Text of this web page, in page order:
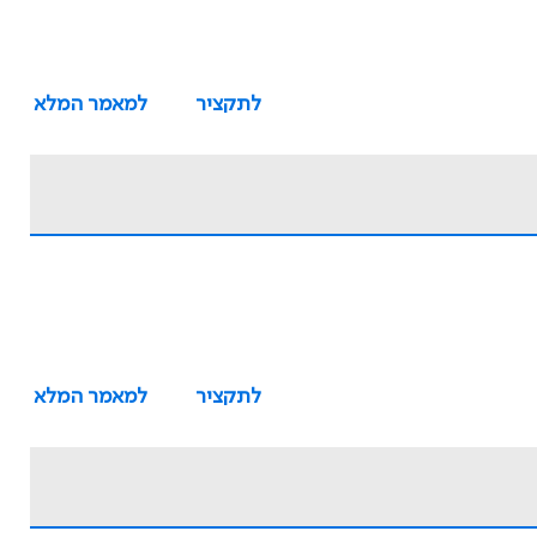
לתקציר
למאמר המלא
לתקציר
למאמר המלא